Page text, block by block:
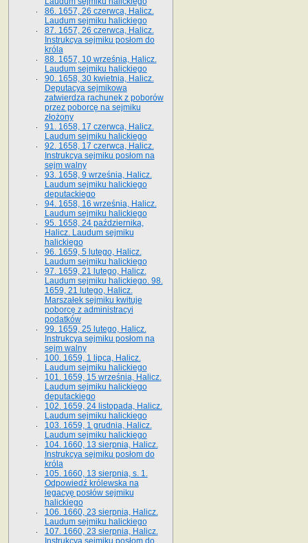
86. 1657, 26 czerwca, Halicz.
Laudum sejmiku halickiego
87. 1657, 26 czerwca, Halicz.
Instrukcya sejmiku posłom do
króla
88. 1657, 10 września, Halicz.
Laudum sejmiku halickiego
90. 1658, 30 kwietnia, Halicz.
Deputacya sejmikowa
zatwierdza rachunek z poborów
przez poborcę na sejmiku
złożony
91. 1658, 17 czerwca, Halicz.
Laudum sejmiku halickiego
92. 1658, 17 czerwca, Halicz.
Instrukcya sejmiku posłom na
sejm walny
93. 1658, 9 września, Halicz.
Laudum sejmiku halickiego
deputackiego
94. 1658, 16 września, Halicz.
Laudum sejmiku halickiego
95. 1658, 24 października,
Halicz. Laudum sejmiku
halickiego
96. 1659, 5 lutego, Halicz.
Laudum sejmiku halickiego
97. 1659, 21 lutego, Halicz.
Laudum sejmiku halickiego. 98.
1659, 21 lutego, Halicz.
Marszałek sejmiku kwituje
poborcę z administracyi
podatków
99. 1659, 25 lutego, Halicz.
Instrukcya sejmiku posłom na
sejm walny
100. 1659, 1 lipca, Halicz.
Laudum sejmiku halickiego
101. 1659, 15 września, Halicz.
Laudum sejmiku halickiego
deputackiego
102. 1659, 24 listopada, Halicz.
Laudum sejmiku halickiego
103. 1659, 1 grudnia, Halicz.
Laudum sejmiku halickiego
104. 1660, 13 sierpnia, Halicz.
Instrukcya sejmiku posłom do
króla
105. 1660, 13 sierpnia, s. 1.
Odpowiedź królewska na
legacyę posłów sejmiku
halickiego
106. 1660, 23 sierpnia, Halicz.
Laudum sejmiku halickiego
107. 1660, 23 sierpnia, Halicz.
Instrukcya sejmiku posłom do